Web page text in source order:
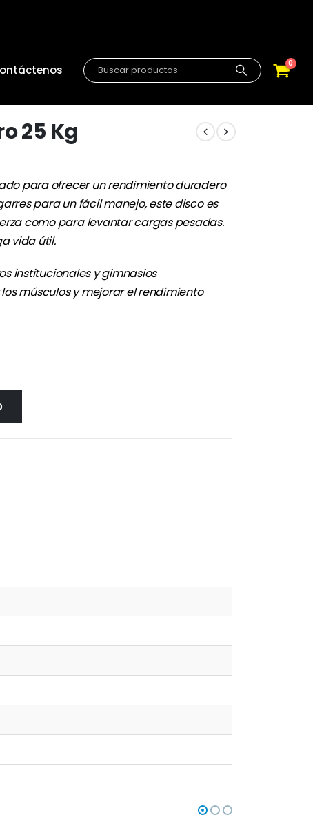
0
25 Kg
para ofrecer un rendimiento duradero
para un fácil manejo, este disco es
como para levantar cargas pesadas.
vida útil.
institucionales y gimnasios
músculos y mejorar el rendimiento